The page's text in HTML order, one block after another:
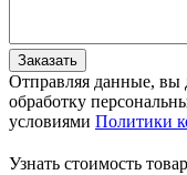
Заказать
Отправляя данные, вы
обработку
условиями Политики
Узнать стоимость